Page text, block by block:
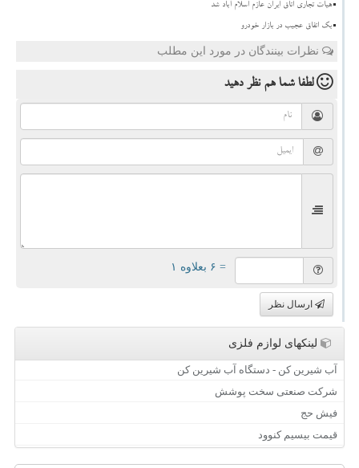
هیات تجاری اتاق ایران عازم اسلام آباد شد
بک اتفاق عجیب در بازار خودرو
نظرات بینندگان در مورد این مطلب
لطفا شما همنظر دهید
= ۶ بعلاوه ۱
ارسال نظر
لینکهای لوازم فلزی
آب شیرین کن - دستگاه آب شیرین کن
شرکت صنعتی سخت پوشش
فیش حج
قیمت بیسیم کنوود